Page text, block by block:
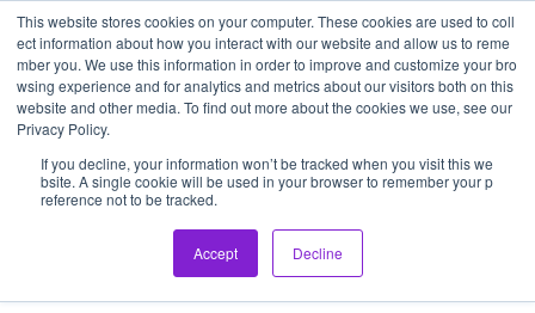
This website stores cookies on your computer. These cookies are used to coll
ect information about how you interact with our website and allow us to reme
mber you. We use this information in order to improve and customize your bro
wsing experience and for analytics and metrics about our visitors both on this
website and other media. To find out more about the cookies we use, see our
Privacy Policy.
If you decline, your information won’t be tracked when you visit this we
bsite. A single cookie will be used in your browser to remember your p
reference not to be tracked.
Accept Decline
ひとのちから
ひとのちから